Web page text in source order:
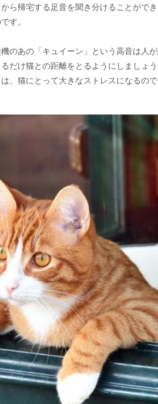
ら帰宅する足音を聞き分けることがで
す。
のあの「キュイーン」という高音は人
だけ猫との距離をとるようにしましょ
、猫にとって大きなストレスになるので